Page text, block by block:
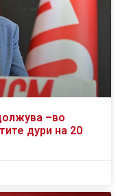
–во
дури на 20